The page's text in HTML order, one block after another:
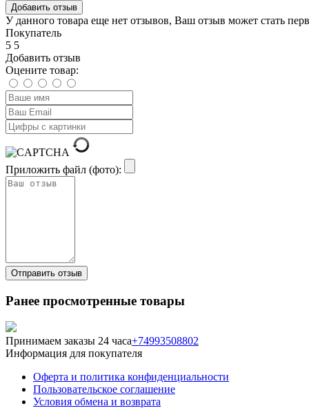
Добавить отзыв
У данного товара еще нет отзывов, Ваш отзыв может стать
Покупатель
5 5
Добавить отзыв
Оцените товар:
Приложить файл (фото):
Ранее просмотренные товары
Принимаем заказы 24 часа+74993508802
Информация для покупателя
Оферта и политика конфиденциальности
Пользовательское соглашение
Условия обмена и возврата